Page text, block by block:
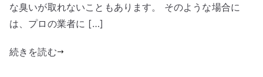
な臭いが取れないこともあります。 そのような場合に
は、プロの業者に […]
続きを読む